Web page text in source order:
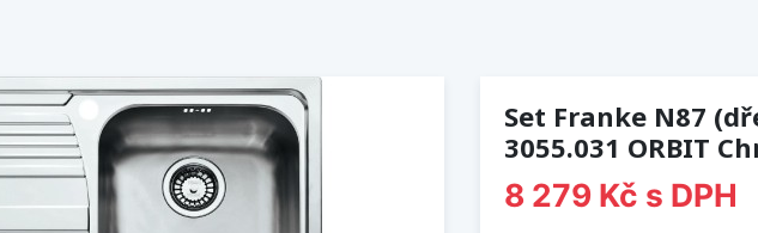
Set Franke N87
3055.031 ORBIT
8 279 Kč s DPH